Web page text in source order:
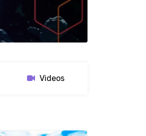
Videos